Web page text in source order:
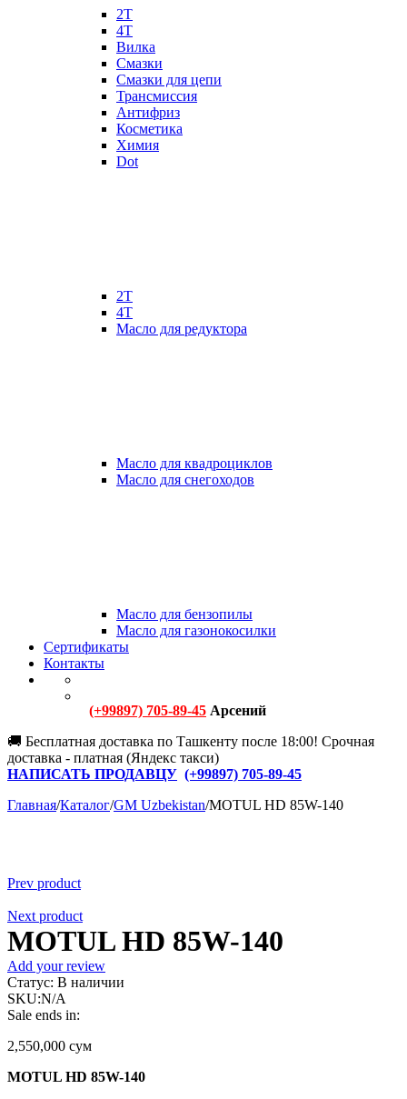
2Т
4Т
Вилка
Смазки
Смазки для цепи
Трансмиссия
Антифриз
Косметика
Химия
Dot
2Т
4Т
Масло для редуктора
Масло для квадроциклов
Масло для снегоходов
Масло для бензопилы
Масло для газонокосилки
Сертификаты
Контакты
(+99897) 705-89-45 Арсений
🚚 Бесплатная доставка по Ташкенту после 18:00! Срочная
доставка - платная (Яндекс такси)
НАПИСАТЬ ПРОДАВЦУ (+99897) 705-89-45
Главная/Каталог/GM Uzbekistan/MOTUL HD 85W-140
Prev product
Next product
MOTUL HD 85W-140
Add your review
Статус: В наличии
SKU:N/A
Sale ends in:
2,550,000 сум
MOTUL HD 85W-140